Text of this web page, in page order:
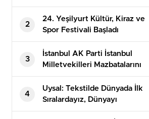
2
24. Yeşilyurt Kültür, Kiraz ve
Spor Festivali Başladı
3
İstanbul AK Parti İstanbul
Milletvekilleri Mazbatalarını
Aldı
4
Uysal: Tekstilde Dünyada İlk
Sıralardayız, Dünyayı
Giydiriyoruz